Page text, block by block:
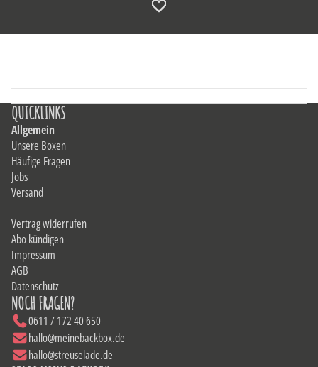
QUICKLINKS
Allgemein
Unsere Boxen
Häufige Fragen
Jobs
Versand
Vertrag widerrufen
Abo kündigen
Impressum
AGB
Datenschutz
NOCH FRAGEN?
0611 / 172 40 650
hallo@meinebackbox.de
hallo@streuselade.de